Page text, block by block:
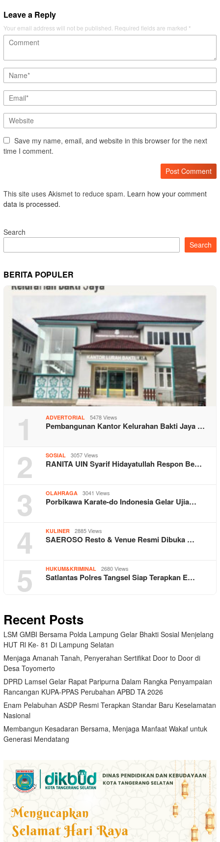
Leave a Reply
Your email address will not be published. Required fields are marked *
Save my name, email, and website in this browser for the next
time I comment.
This site uses Akismet to reduce spam. Learn how your comment
data is processed.
Search
Search
BERITA POPULER
1 ADVERTORIAL 5478 Views
Pembangunan Kantor Kelurahan Bakti Jaya …
2 SOSIAL 3057 Views
RANITA UIN Syarif Hidayatullah Respon Be…
3 OLAHRAGA 3041 Views
Porbikawa Karate-do Indonesia Gelar Ujia…
4 KULINER 2885 Views
SAEROSO Resto & Venue Resmi Dibuka …
5 HUKUM&KRIMINAL 2680 Views
Satlantas Polres Tangsel Siap Terapkan E…
Recent Posts
LSM GMBI Bersama Polda Lampung Gelar Bhakti Sosial Menjelang
HUT Rl Ke- 81 Di Lampung Selatan
Menjaga Amanah Tanah, Penyerahan Sertifikat Door to Door di
Desa Toyomerto
DPRD Lamsel Gelar Rapat Paripurna Dalam Rangka Penyampaian
Rancangan KUPA-PPAS Perubahan APBD TA 2026
Enam Pelabuhan ASDP Resmi Terapkan Standar Baru Keselamatan
Nasional
Membangun Kesadaran Bersama, Menjaga Manfaat Wakaf untuk
Generasi Mendatang